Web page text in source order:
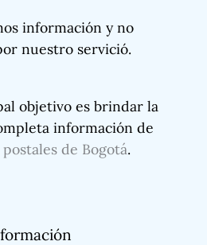
información y no
nuestro servició.
objetivo es brindar la
información de
de Bogotá.